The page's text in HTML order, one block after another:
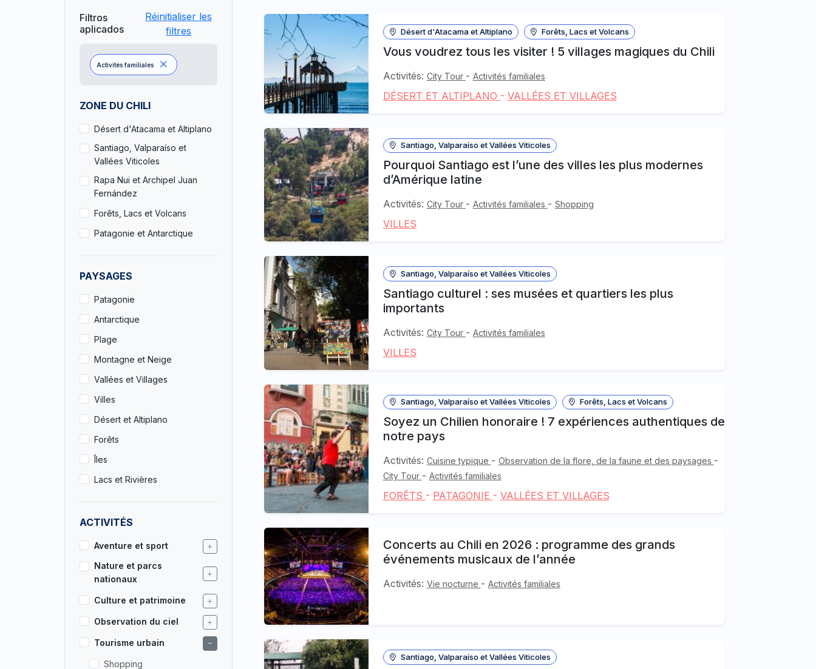
Filtros
aplicados
Réinitialiser les
filtres
Activités familiales
ZONE DU CHILI
Désert d'Atacama et Altiplano
Santiago, Valparaíso et
Vallées Viticoles
Rapa Nui et Archipel Juan
Fernández
Forêts, Lacs et Volcans
Patagonie et Antarctique
PAYSAGES
Patagonie
Antarctique
Plage
Montagne et Neige
Vallées et Villages
Villes
Désert et Altiplano
Forêts
Îles
Lacs et Rivières
ACTIVITÉS
Aventure et sport
Nature et parcs
nationaux
Culture et patrimoine
Observation du ciel
Tourisme urbain
Shopping
Désert d'Atacama et Altiplano Forêts, Lacs et Volcans
Vous voudrez tous les visiter ! 5 villages magiques du Chili
Activités: City Tour - Activités familiales
DÉSERT ET ALTIPLANO - VALLÉES ET VILLAGES
Santiago, Valparaíso et Vallées Viticoles
Pourquoi Santiago est l’une des villes les plus modernes
d’Amérique latine
Activités: City Tour - Activités familiales - Shopping
VILLES
Santiago, Valparaíso et Vallées Viticoles
Santiago culturel : ses musées et quartiers les plus
importants
Activités: City Tour - Activités familiales
VILLES
Santiago, Valparaíso et Vallées Viticoles Forêts, Lacs et Volcans
Soyez un Chilien honoraire ! 7 expériences authentiques de
notre pays
Activités: Cuisine typique - Observation de la flore, de la faune et des paysages -
City Tour - Activités familiales
FORÊTS - PATAGONIE - VALLÉES ET VILLAGES
Concerts au Chili en 2026 : programme des grands
événements musicaux de l’année
Activités: Vie nocturne - Activités familiales
Santiago, Valparaíso et Vallées Viticoles